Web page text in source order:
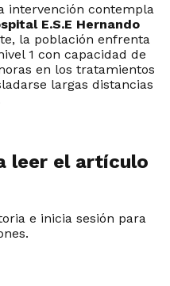
intervención contempla
E.S.E Hernando
la población enfrenta
1 con capacidad de
en los tratamientos
largas distancias
leer el artículo
e inicia sesión para